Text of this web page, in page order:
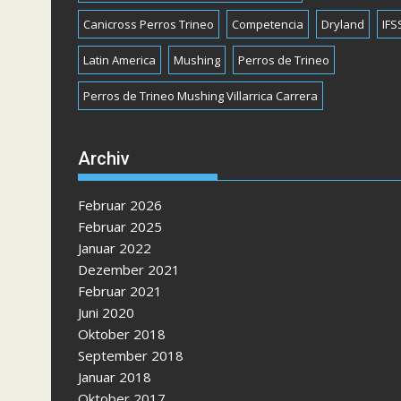
Canicross Perros Trineo Competencia Dryland
Latin America Mushing Perros de Trineo
Perros de Trineo Mushing Villarrica Carrera
Archiv
Februar 2026
Februar 2025
Januar 2022
Dezember 2021
Februar 2021
Juni 2020
Oktober 2018
September 2018
Januar 2018